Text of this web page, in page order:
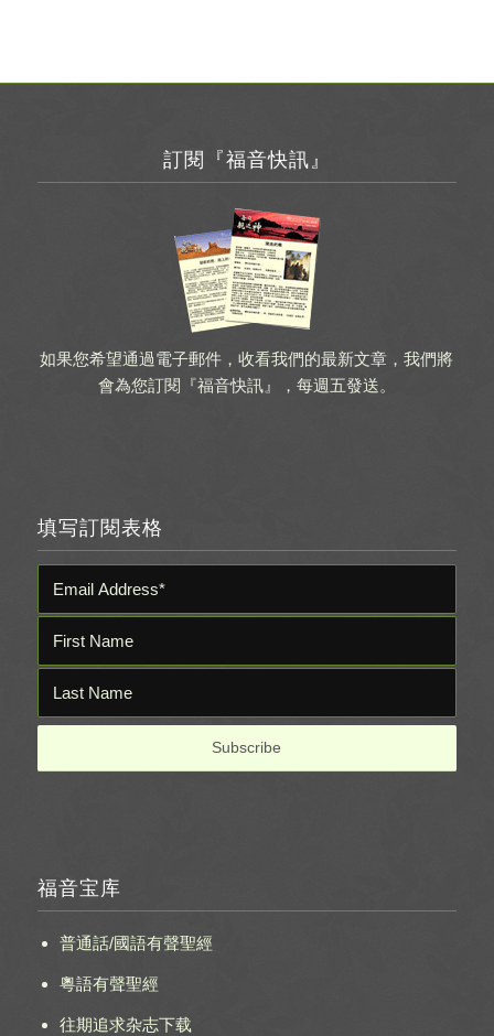
訂閱『福音快訊』
如果您希望通過電子郵件，收看我們的最新文章，我們將
會為您訂閱『福音快訊』，每週五發送。
填写訂閱表格
福音宝库
普通話/國語有聲聖經
粵語有聲聖經
往期追求杂志下载